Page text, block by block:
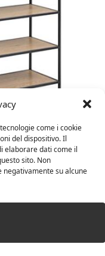
come i cookie
del dispositivo. Il
elaborare dati come il
sito. Non
su alcune
x 114 x 78 cm